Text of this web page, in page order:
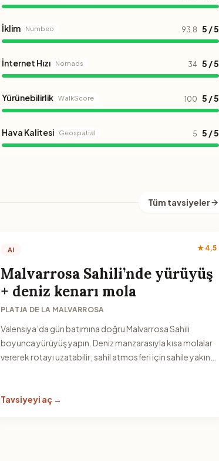
İklim Numbeo 93.8 5 / 5
İnternet Hızı Nomads 34 5 / 5
Yürünebilirlik WalkScore 100 5 / 5
Hava Kalitesi Geospatial 5 5 / 5
Tüm tavsiyeler
AI ★ 4,5
Malvarrosa Sahili’nde yürüyüş
+ deniz kenarı mola
PLATJA DE LA MALVARROSA
Valensiya’da gün batımına doğru Malvarrosa Sahili
boyunca yürüyüş yapın. Deniz manzarasıyla kısa molalar
vererek rotayı uzatabilir; sahil atmosferi için sahile yakın
Tavsiyeyi aç →